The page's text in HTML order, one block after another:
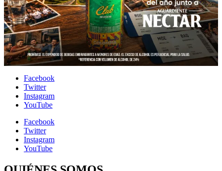
Facebook
Twitter
Instagram
YouTube
Facebook
Twitter
Instagram
YouTube